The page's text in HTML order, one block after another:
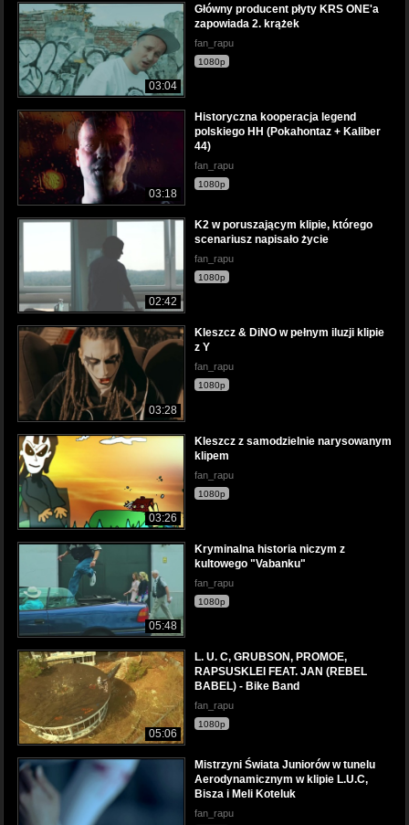
03:04
Główny producent płyty KRS ONE'a
zapowiada 2. krążek
fan_rapu
1080p
03:18
Historyczna kooperacja legend
polskiego HH (Pokahontaz + Kaliber
44)
fan_rapu
1080p
02:42
K2 w poruszającym klipie, którego
scenariusz napisało życie
fan_rapu
1080p
03:28
Kleszcz & DiNO w pełnym iluzji klipie
z Y
fan_rapu
1080p
03:26
Kleszcz z samodzielnie narysowanym
klipem
fan_rapu
1080p
05:48
Kryminalna historia niczym z
kultowego "Vabanku"
fan_rapu
1080p
05:06
L. U. C, GRUBSON, PROMOE,
RAPSUSKLEI FEAT. JAN (REBEL
BABEL) - Bike Band
fan_rapu
1080p
Mistrzyni Świata Juniorów w tunelu
Aerodynamicznym w klipie L.U.C,
Bisza i Meli Koteluk
fan_rapu